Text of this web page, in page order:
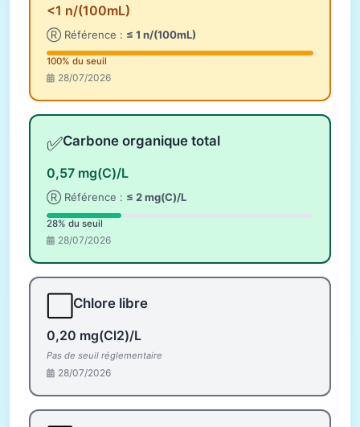
<1 n/(100mL)
Ⓡ Référence : ≤ 1 n/(100mL)
100% du seuil
28/07/2026
✅Carbone organique total
0,57 mg(C)/L
Ⓡ Référence : ≤ 2 mg(C)/L
28% du seuil
28/07/2026
Chlore libre
0,20 mg(Cl2)/L
Pas de seuil réglementaire
28/07/2026